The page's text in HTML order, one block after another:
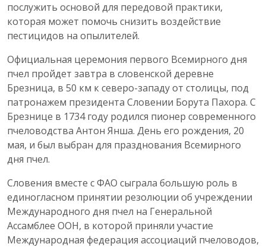
послужить основой для передовой практики,
которая может помочь снизить воздействие
пестицидов на опылителей.
Официальная церемония первого Всемирного дня
пчел пройдет завтра в словенской деревне
Брезница, в 50 км к северо-западу от столицы, под
патронажем президента Словении Борута Пахора. С
Брезнице в 1734 году родился пионер современного
пчеловодства Антон Янша. День его рождения, 20
мая, и был выбран для празднования Всемирного
дня пчел.
Словения вместе с ФАО сыграла большую роль в
единогласном принятии резолюции об учреждении
Международного дня пчел на Генеральной
Ассамблее ООН, в которой приняли участие
Международная федерация ассоциаций пчеловодов,